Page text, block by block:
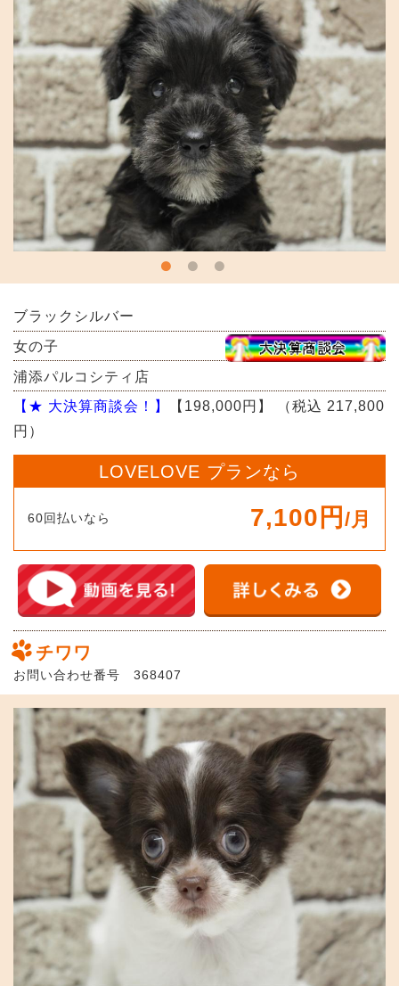
ブラックシルバー
女の子
浦添パルコシティ店
【★ 大決算商談会！】
【198,000円】
（税込 217,800
円）
LOVELOVE プランなら
60回払いなら 7,100円 /月
チワワ
お問い合わせ番号 368407